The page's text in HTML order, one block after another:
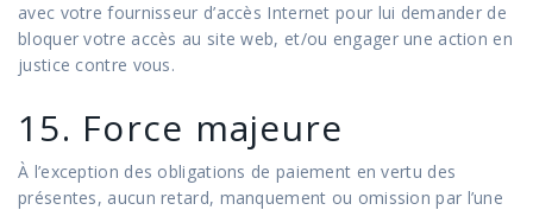
avec votre fournisseur d’accès Internet pour lui demander de
bloquer votre accès au site web, et/ou engager une action en
justice contre vous.
15. Force majeure
À l’exception des obligations de paiement en vertu des
présentes, aucun retard, manquement ou omission par l’une